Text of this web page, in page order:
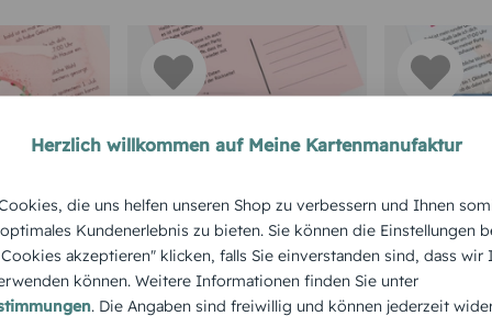
50.
50.
TEXTKARTEN
Geburtstagseinladun
g Partyrezept
50.
Herzlich willkommen auf Meine Kartenmanufaktur
die uns helfen unseren Shop zu verbessern und Ihnen
Kundenerlebnis zu bieten. Sie können die Einstellungen
akzeptieren" klicken, falls Sie einverstanden sind, dass
können. Weitere Informationen finden Sie unter
. Die Angaben sind freiwillig und können jederzeit